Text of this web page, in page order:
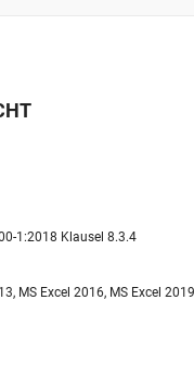
1:2018 Klausel 8.3.4
MS Excel 2016, MS Excel 2019